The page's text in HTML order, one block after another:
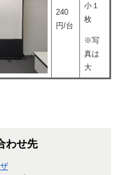
240
円/台
小１
枚
※写
真は
大
わせ先